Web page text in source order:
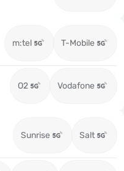
m:tel T-Mobile
O2 Vodafone
Sunrise Salt